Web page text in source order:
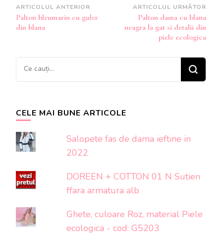
Navigare
în
ARTICOLUL ANTERIOR
Palton bleumarin cu guler
din blana
ARTICOLUL URMĂTOR
Palton dama cu blana
neagra la gat si detalii din
piele ecologica
Cauți
ceva?
CELE MAI BUNE ARTICOLE
Salopete fas de dama ieftine in
2022
DOREEN + COTTON 01 N Sutien
ffara armatura alb
Ghete, culoare Roz, material Piele
ecologica - cod: G5203